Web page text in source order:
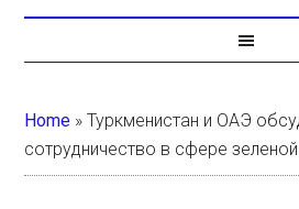
Home »Туркменистан и ОАЭ
сотрудничество в сфере зеленой